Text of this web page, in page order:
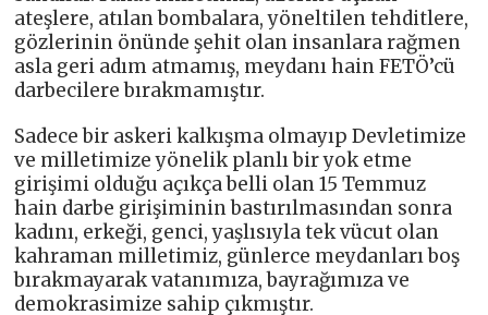
ateşlere, atılan bombalara, yöneltilen tehditlere,
gözlerinin önünde şehit olan insanlara rağmen
asla geri adım atmamış, meydanı hain FETÖ’cü
darbecilere bırakmamıştır.
Sadece bir askeri kalkışma olmayıp Devletimize
ve milletimize yönelik planlı bir yok etme
girişimi olduğu açıkça belli olan 15 Temmuz
hain darbe girişiminin bastırılmasından sonra
kadını, erkeği, genci, yaşlısıyla tek vücut olan
kahraman milletimiz, günlerce meydanları boş
bırakmayarak vatanımıza, bayrağımıza ve
demokrasimize sahip çıkmıştır.